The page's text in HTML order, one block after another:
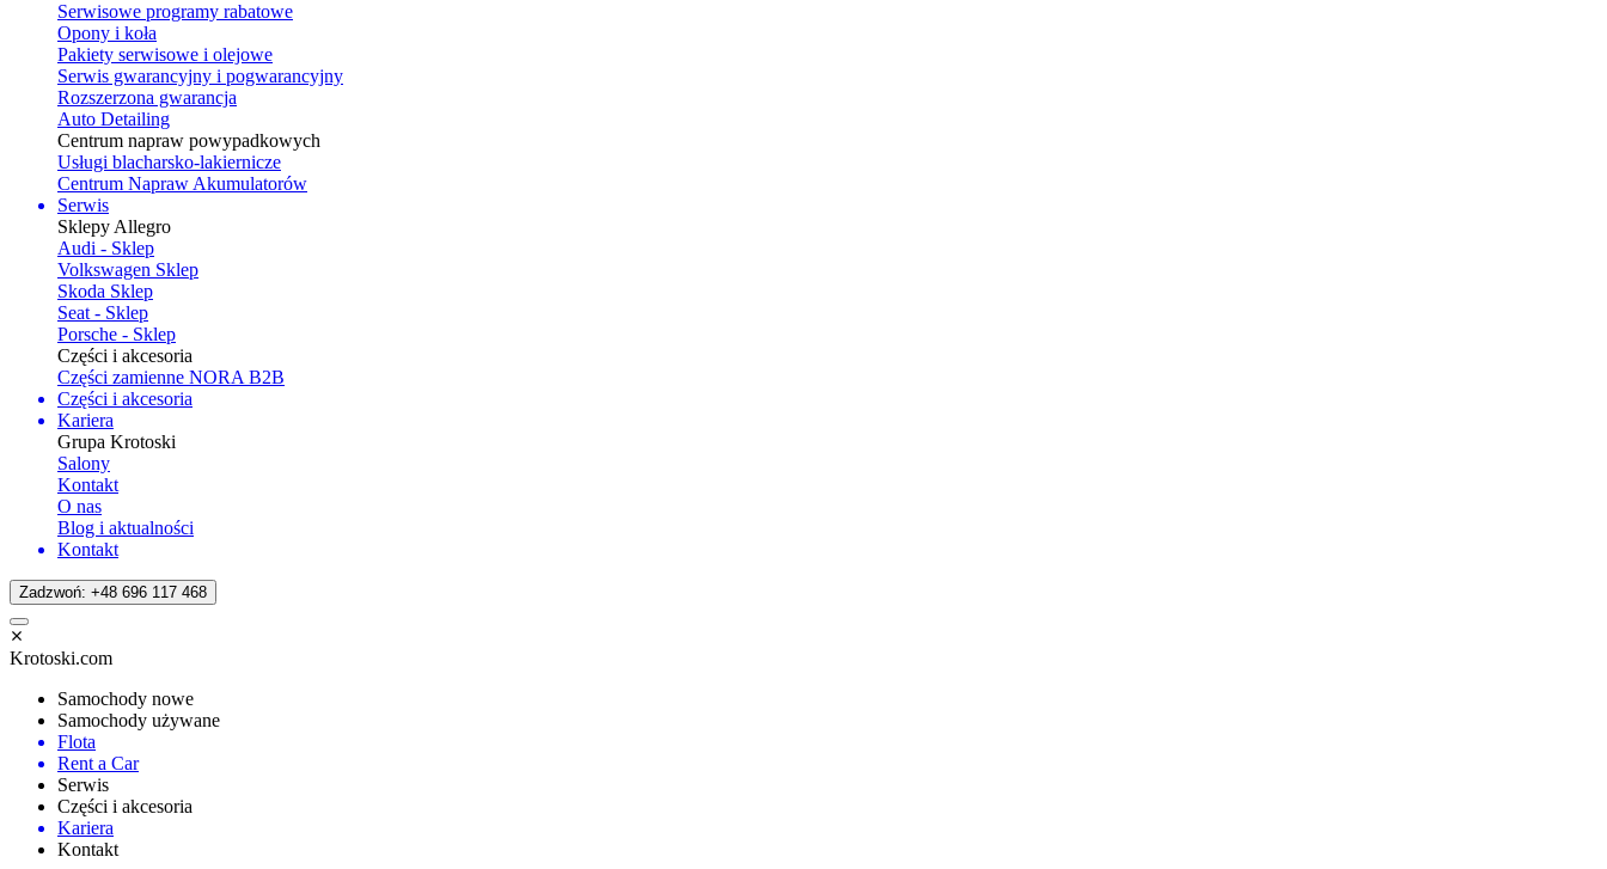
Serwisowe programy rabatowe
Opony i koła
Pakiety serwisowe i olejowe
Serwis gwarancyjny i pogwarancyjny
Rozszerzona gwarancja
Auto Detailing
Centrum napraw powypadkowych
Usługi blacharsko-lakiernicze
Centrum Napraw Akumulatorów
Serwis
Sklepy Allegro
Audi - Sklep
Volkswagen Sklep
Skoda Sklep
Seat - Sklep
Porsche - Sklep
Części i akcesoria
Części zamienne NORA B2B
Części i akcesoria
Kariera
Grupa Krotoski
Salony
Kontakt
O nas
Blog i aktualności
Kontakt
Zadzwoń: +48 696 117 468
Krotoski.com
Samochody nowe
Samochody używane
Flota
Rent a Car
Serwis
Części i akcesoria
Kariera
Kontakt